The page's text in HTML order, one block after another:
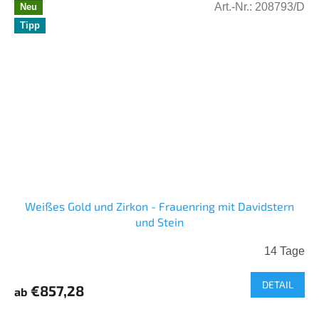
Neu
Tipp
Weißes Gold und Zirkon - Frauenring mit Davidstern
und Stein
14 Tage
ab €857,28 DETAIL
Art.-Nr.: 208793/D